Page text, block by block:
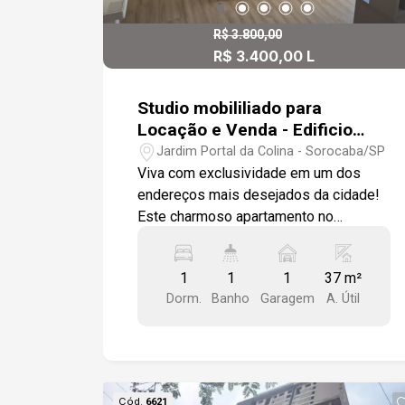
R$ 3.800,00
R$ 3.400,00 L
Studio mobililiado para
Locação e Venda - Edificio
Notting Hill- Parque Campolim-
Sorocaba
Jardim Portal da Colina - Sorocaba/SP
Viva com exclusividade em um dos
endereços mais desejados da cidade!
Este charmoso apartamento no
oferece o equilíbrio perfeito entre
praticidade, lazer completo e uma
localização privilegiada. Com
vida. O apartamento conta com: - 1
1
Dorm.
1
Banho
1
Garagem
37 m²
A. Útil
Cód. 6621